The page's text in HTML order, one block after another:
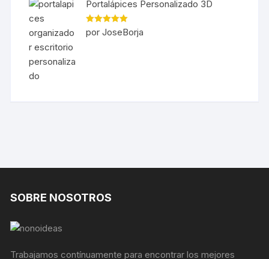
Portalápices Personalizado 3D
Valorado en
5 de 5
por JoseBorja
SOBRE NOSOTROS
Trabajamos contínuamente para encontrar los mejores